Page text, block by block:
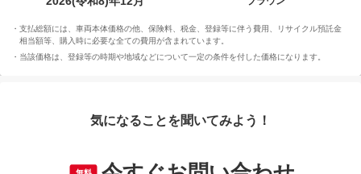
支払総額には、車両本体価格の他、保険料、税金、登録等に伴う費用、リサイクル預託金
相当額等、購入時に必要な全ての費用が含まれています。
当該価格は、登録等の時期や地域などについて一定の条件を付した価格になります。
気になることを聞いてみよう！